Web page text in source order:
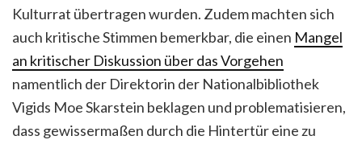
Kulturrat übertragen wurden. Zudem machten sich
auch kritische Stimmen bemerkbar, die einen Mangel
an kritischer Diskussion über das Vorgehen
namentlich der Direktorin der Nationalbibliothek
Vigids Moe Skarstein beklagen und problematisieren,
dass gewissermaßen durch die Hintertür eine zu